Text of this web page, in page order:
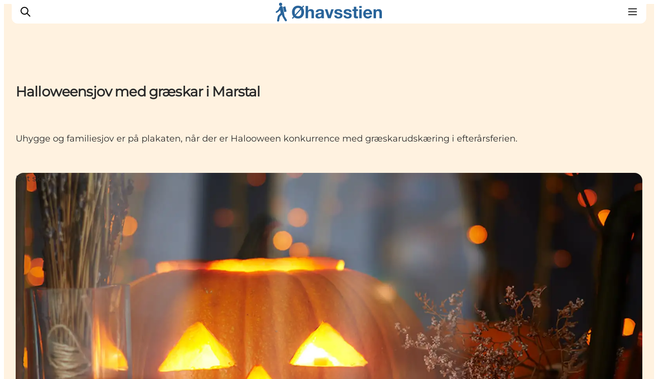
Inspiration
Vandreruter
Halloweensjov med græskar i Marstal
Uhygge og familiesjov er på plakaten, når der er Halooween konkurrence med græskarudskæring i efterårsferien.
Det sker